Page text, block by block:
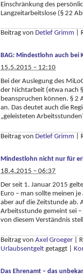
Einschränkung des
Langzeitarbeitslose (§ 22
Beitrag von Detlef Grimm
BAG: Mindestlohn auch bei
15.5.2015 – 12:10
Bei der Auslegung des
der Nichtarbeit (etwa nach
beanspruchen können. § 2
an. Das deutet auch die
„geleisteten
Beitrag von Detlef Grimm
Mindestlohn nicht nur für
18.4.2015 – 06:37
Der seit 1. Januar 2015
Euro – man sollte meinen
aber auf die Zeitstunde ab.
Arbeitsstunde gemeint sei
von diesem Verständnis
Beitrag von Axel Groeger
Urlaubsentgelt getaggt
Das Ehrenamt – das